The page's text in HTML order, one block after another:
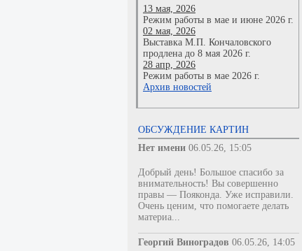
13 мая, 2026
Режим работы в мае и июне 2026 г.
02 мая, 2026
Выставка М.П. Кончаловского
продлена до 8 мая 2026 г.
28 апр, 2026
Режим работы в мае 2026 г.
Архив новостей
ОБСУЖДЕНИЕ КАРТИН
Нет имени 06.05.26, 15:05
Добрый день! Большое спасибо за
внимательность! Вы совершенно
правы — Пояконда. Уже исправили.
Очень ценим, что помогаете делать
материа...
Георгий Виноградов 06.05.26, 14:05